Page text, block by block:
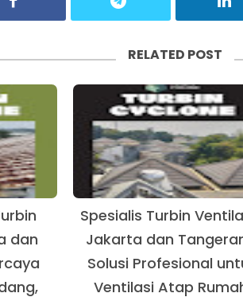
RELATED POST
dan
Spesialis Turbin
Jakarta dan
Solusi Profesional
Ventilasi Atap